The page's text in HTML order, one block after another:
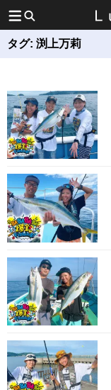
タグ: 渕上万莉